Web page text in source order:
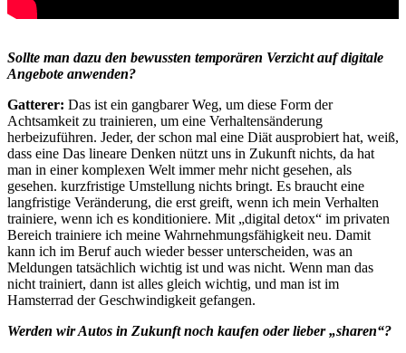
Sollte man dazu den bewussten temporären Verzicht auf digitale
Angebote anwenden?
Gatterer: Das ist ein gangbarer Weg, um diese Form der
Achtsamkeit zu trainieren, um eine Verhaltensänderung
herbeizuführen. Jeder, der schon mal eine Diät ausprobiert hat, weiß,
dass eine Das lineare Denken nützt uns in Zukunft nichts, da hat
man in einer komplexen Welt immer mehr nicht gesehen, als
gesehen. kurzfristige Umstellung nichts bringt. Es braucht eine
langfristige Veränderung, die erst greift, wenn ich mein Verhalten
trainiere, wenn ich es konditioniere. Mit „digital detox“ im privaten
Bereich trainiere ich meine Wahrnehmungsfähigkeit neu. Damit
kann ich im Beruf auch wieder besser unterscheiden, was an
Meldungen tatsächlich wichtig ist und was nicht. Wenn man das
nicht trainiert, dann ist alles gleich wichtig, und man ist im
Hamsterrad der Geschwindigkeit gefangen.
Werden wir Autos in Zukunft noch kaufen oder lieber „sharen“?